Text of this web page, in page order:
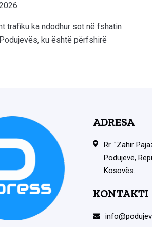
trafiku ka ndodhur sot në fshatin
ku është përfshirë
ADRESA
Rr. "Zahir
Podujevë,
Kosovës.
KONTAKTI